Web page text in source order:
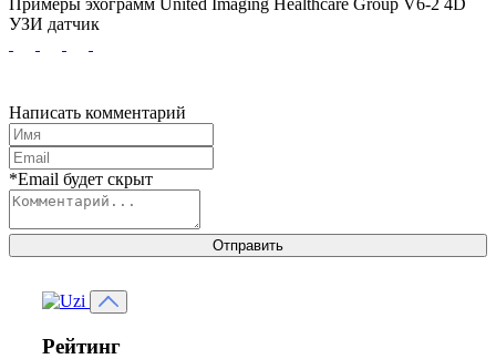
Примеры эхограмм United Imaging Healthcare Group V6-2 4D
УЗИ датчик
Написать комментарий
*Email будет скрыт
Отправить
Рейтинг